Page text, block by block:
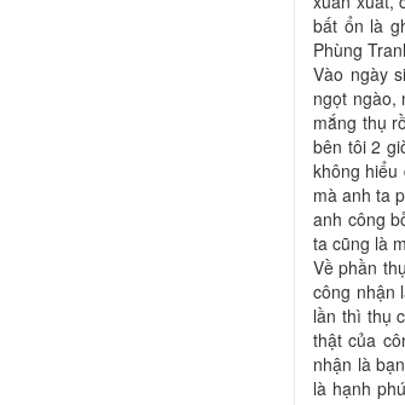
bất ổn là
Phùng
Vào ngày
ngọt ngào,
mắng thụ
bên tôi 2
không hiểu
mà anh ta
anh công
ta cũng là
Về phần
công nhận
lần thì thụ
thật của
nhận là
là hạnh